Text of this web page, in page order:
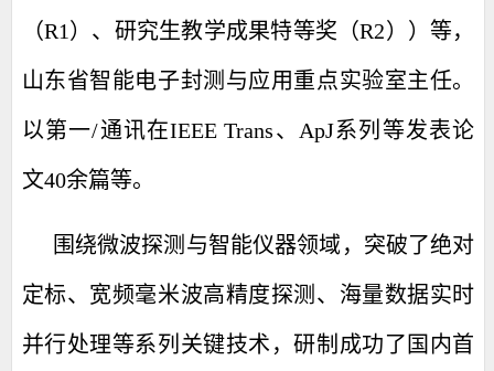
（R1）、研究生教学成果特等奖（R2） ）等，
山东省智能电子封测与应用重点实验室主任。
以第一/通讯在IEEE Trans、 ApJ系列等发表论
文40余篇等。
围绕微波探测与智能仪器领域，突破了绝对
定标、宽频毫米波高精度探测、海量数据实时
并行处理等系列关键技术，研制成功了国内首